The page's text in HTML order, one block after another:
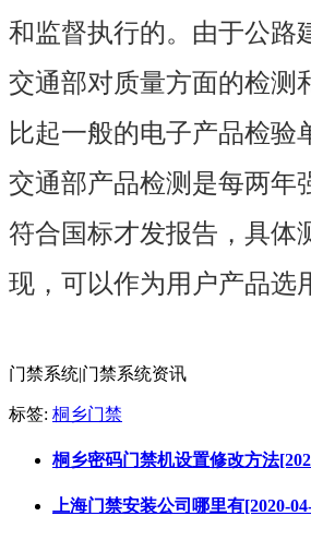
和监督执行的。由于公路
交通部对质量方面的检测
比起一般的电子产品检验
交通部产品检测是每两年
符合国标才发报告，具体
现，可以作为用户产品选
门禁系统|门禁系统资讯
标签: 桐乡门禁
桐乡密码门禁机设置修改方法
上海门禁安装公司哪里有[2020-